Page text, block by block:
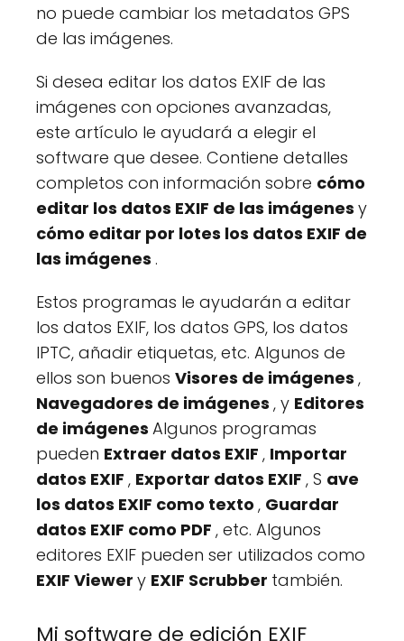
no puede cambiar los metadatos GPS
de las imágenes.
Si desea editar los datos EXIF de las
imágenes con opciones avanzadas,
este artículo le ayudará a elegir el
software que desee. Contiene detalles
completos con información sobre cómo
editar los datos EXIF de las imágenes y
cómo editar por lotes los datos EXIF de
las imágenes .
Estos programas le ayudarán a editar
los datos EXIF, los datos GPS, los datos
IPTC, añadir etiquetas, etc. Algunos de
ellos son buenos Visores de imágenes ,
Navegadores de imágenes , y Editores
de imágenes Algunos programas
pueden Extraer datos EXIF , Importar
datos EXIF , Exportar datos EXIF , S ave
los datos EXIF como texto , Guardar
datos EXIF como PDF , etc. Algunos
editores EXIF pueden ser utilizados como
EXIF Viewer y EXIF Scrubber también.
Mi software de edición EXIF